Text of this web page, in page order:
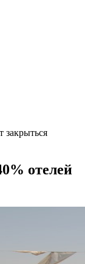
закрыться
отелей